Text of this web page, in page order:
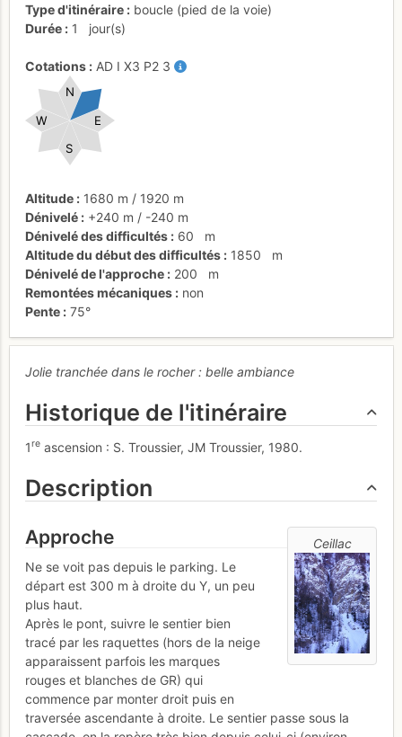
Type d'itinéraire
boucle (pied de la voie)
Durée
1 jour(s)
Cotations AD I X3 P2 3
E
W
S
N
Altitude 1680 m / 1920 m
Dénivelé
+240 m / -240 m
Dénivelé des difficultés
60
m
Altitude du début des difficultés
1850
m
Dénivelé de l'approche
200
m
Remontées mécaniques
non
Pente
75°
Jolie tranchée dans le rocher : belle ambiance
Historique de l'itinéraire
1re ascension : S. Troussier, JM Troussier, 1980.
Description
Ceillac
Approche
Ne se voit pas depuis le parking. Le
départ est 300 m à droite du Y, un peu
plus haut.
Après le pont, suivre le sentier bien
tracé par les raquettes (hors de la neige
apparaissent parfois les marques
rouges et blanches de GR) qui
commence par monter droit puis en
traversée ascendante à droite. Le sentier passe sous la